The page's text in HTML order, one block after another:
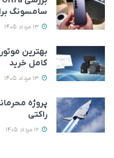
سامسونگ برای
بهترین
کامل خرید
پروژه
راکتی